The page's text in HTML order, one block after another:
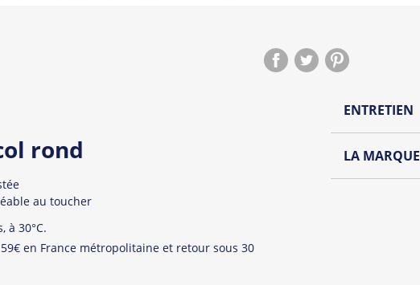
rond
au toucher
à 30°C.
en France métropolitaine et retour sous 30
ENTRETIEN
LA MARQUE